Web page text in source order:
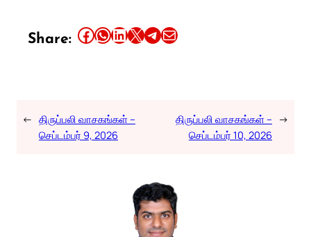
Share: Share this article on Facebook Share this article on WhatsApp Share this article on LinkedIn Share this article on X Share this article on TelegramEmail this Article
← திருப்பலி வாசகங்கள் –
செப்டம்பர் 9, 2026
திருப்பலி வாசகங்கள் –
செப்டம்பர் 10, 2026
→